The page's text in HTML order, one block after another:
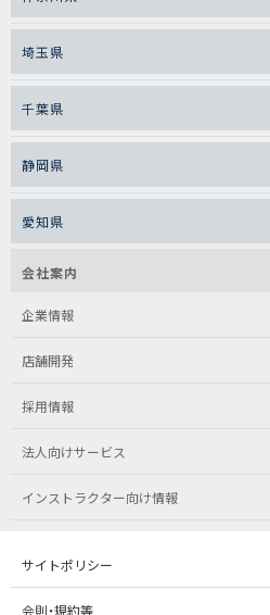
埼玉県
千葉県
静岡県
愛知県
会社案内
企業情報
店舗開発
採用情報
法人向けサービス
インストラクター向け情報
サイトポリシー
会則・規約等